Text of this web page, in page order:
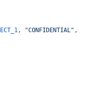
, "CONFIDENTIAL" ,